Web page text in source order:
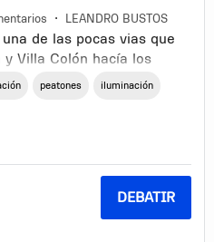
• LEANDRO BUSTOS
de las pocas vias que
Villa Colón hacía los
centro y otros barrios del
suma peligrosidad tanto
el arroyo sin ninguna
sus márgenes. Transitar
verdadero peligro como lo
peatones iluminación
DEBATIR